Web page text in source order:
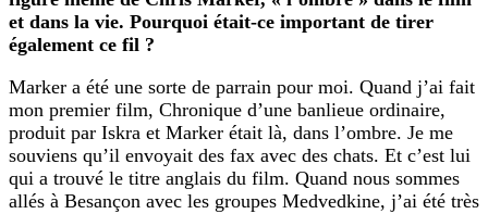
et dans la vie. Pourquoi était-ce important de tirer
également ce fil ?
Marker a été une sorte de parrain pour moi. Quand j’ai fait
mon premier film, Chronique d’une banlieue ordinaire,
produit par Iskra et Marker était là, dans l’ombre. Je me
souviens qu’il envoyait des fax avec des chats. Et c’est lui
qui a trouvé le titre anglais du film. Quand nous sommes
allés à Besançon avec les groupes Medvedkine, j’ai été très